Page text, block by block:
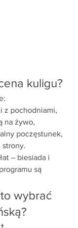
kuligu?
z pochodniami,
na żywo,
poczęstunek,
strony.
– biesiada i
są
wybrać